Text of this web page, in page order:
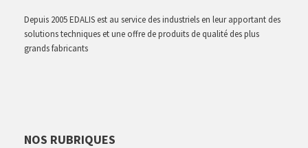
Depuis 2005 EDALIS est au service des industriels en leur apportant des
solutions techniques et une offre de produits de qualité des plus
grands fabricants
NOS RUBRIQUES